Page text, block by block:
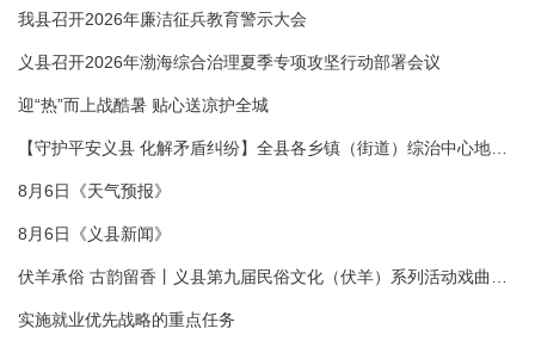
我县召开2026年廉洁征兵教育警示大会
义县召开2026年渤海综合治理夏季专项攻坚行动部署会议
迎“热”而上战酷暑 贴心送凉护全城
【守护平安义县 化解矛盾纠纷】全县各乡镇（街道）综治中心地址
8月6日《天气预报》
8月6日《义县新闻》
伏羊承俗 古韵留香丨义县第九届民俗文化（伏羊）系列活动戏曲主
实施就业优先战略的重点任务